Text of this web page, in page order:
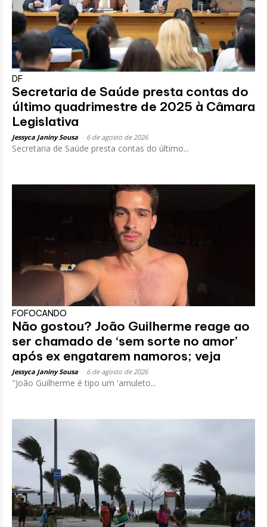
DF
Secretaria de Saúde presta contas do
último quadrimestre de 2025 à Câmara
Legislativa
Jessyca Janiny Sousa 6 de agosto de 2026
Secretaria de Saúde presta contas do último...
FOFOCANDO
Não gostou? João Guilherme reage ao
ser chamado de ‘sem sorte no amor’
após ex engatarem namoros; veja
Jessyca Janiny Sousa 6 de agosto de 2026
"João Guilherme é tipo um 'amuleto...